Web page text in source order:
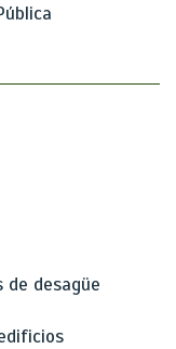
de desagüe